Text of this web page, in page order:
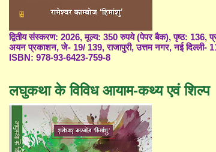
द्वितीय संस्करण: 2026, मूल्य: 350 रुपये (पेपर बैक), पृष्ठ: 136,
अयन प्रकाशन, जे- 19/ 139, राजापुरी, उत्तम नगर, नई दिल्ली-
ISBN: 978-93-6423-759-8
लघुकथा के विविध आयाम-कथ्य एवं शिल्प